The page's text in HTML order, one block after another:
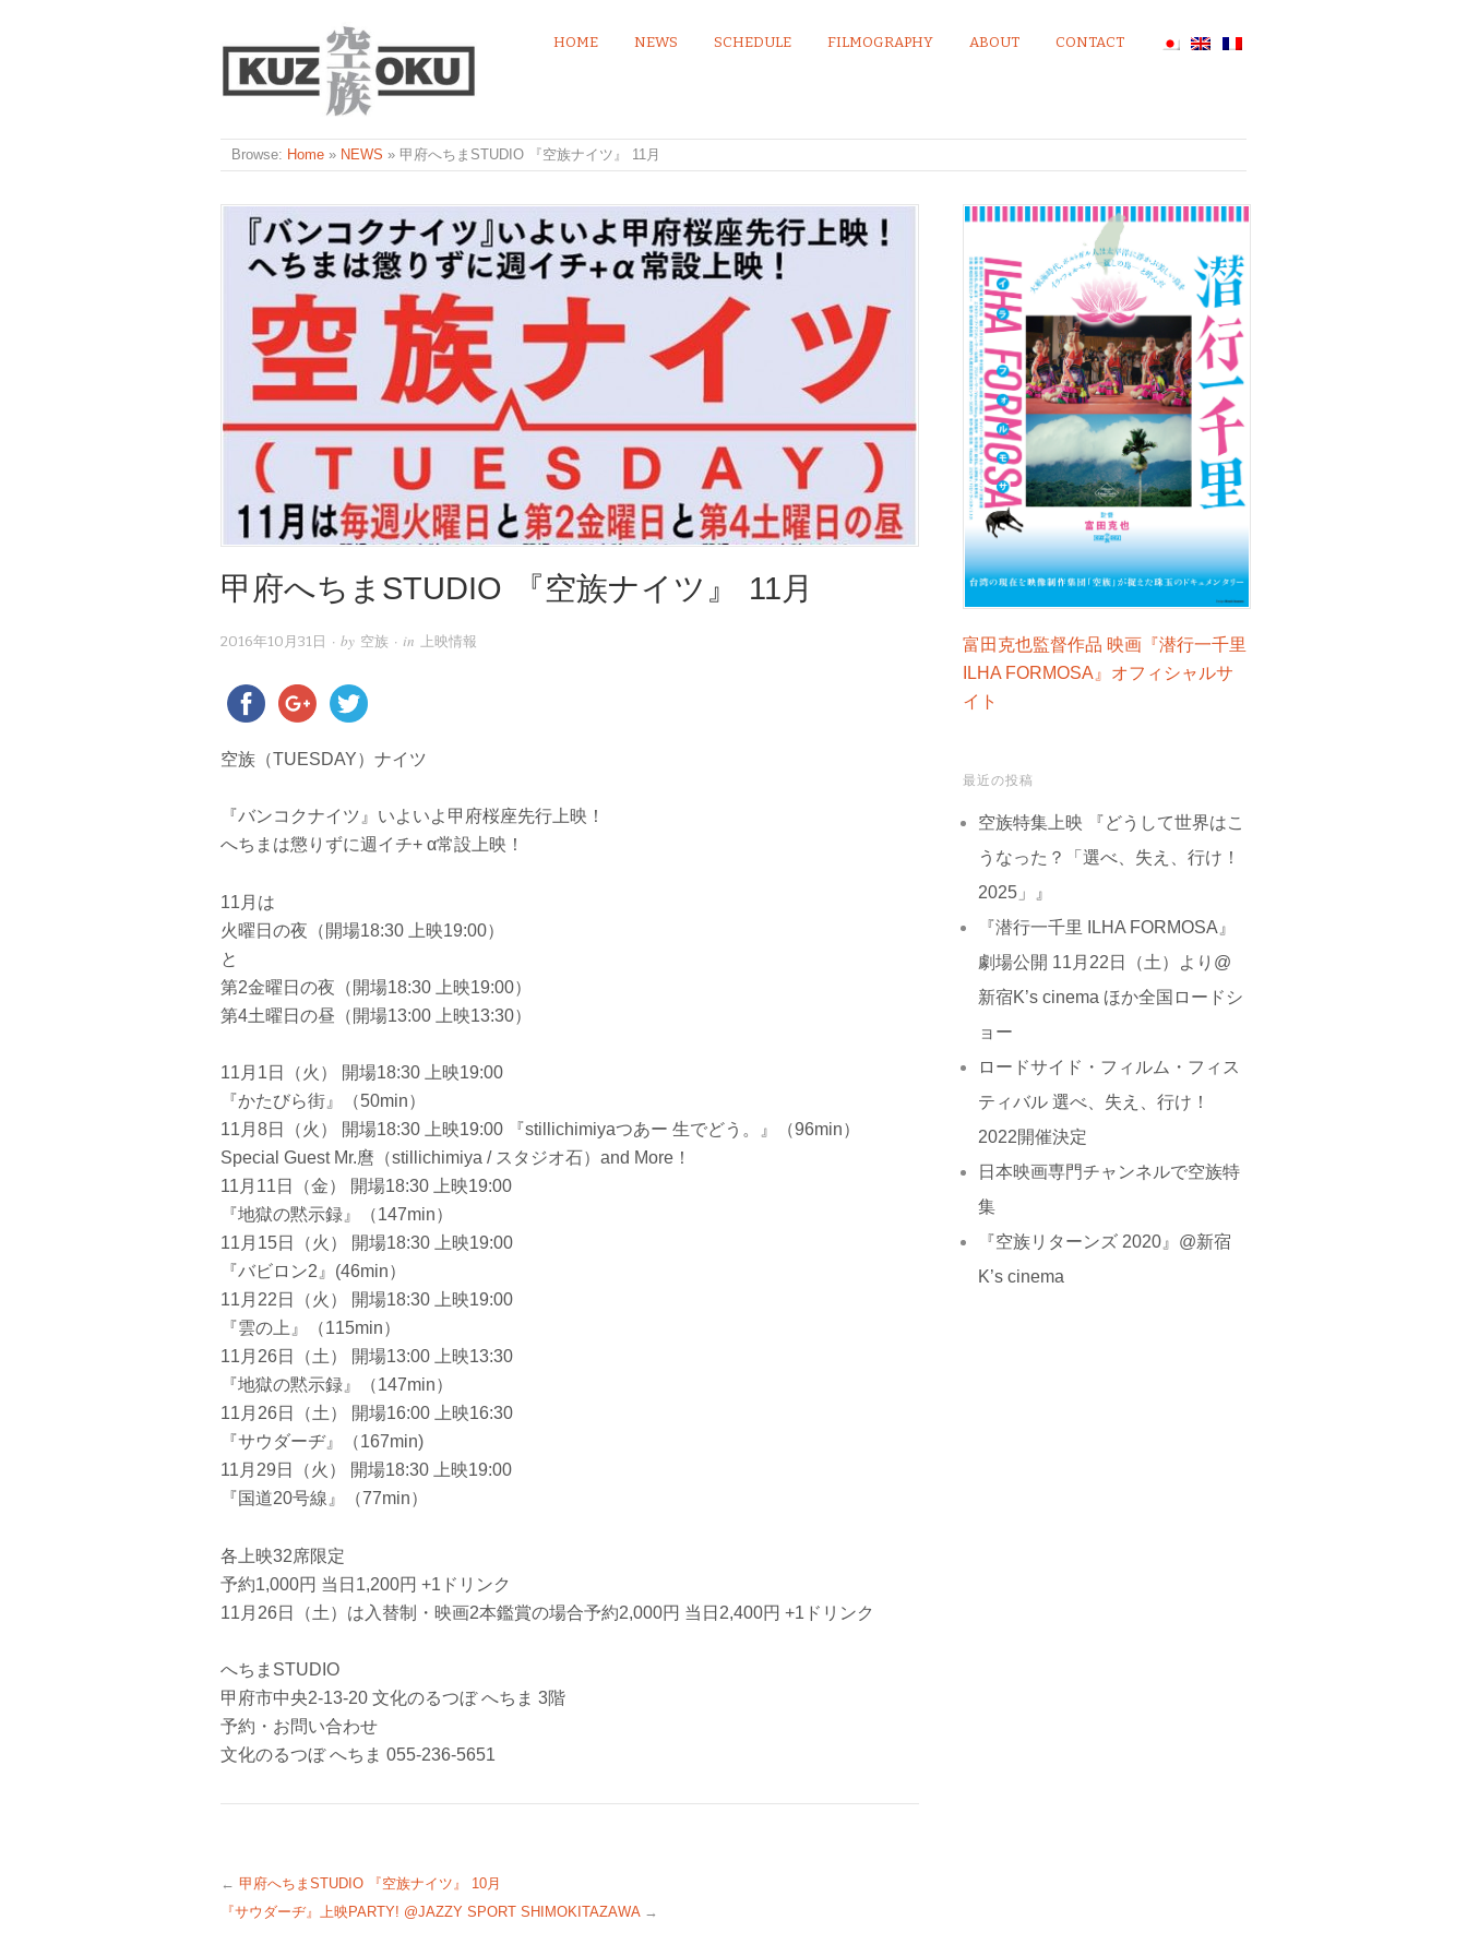
HOME NEWS SCHEDULE FILMOGRAPHY ABOUT CONTACT
Browse: Home » NEWS » 甲府へちまSTUDIO 『空族ナイツ』 11月
甲府へちまSTUDIO 『空族ナイツ』 11月
2016年10月31日 · by 空族 · in 上映情報
空族（TUESDAY）ナイツ
『バンコクナイツ』いよいよ甲府桜座先行上映！
へちまは懲りずに週イチ+ α常設上映！
11月は
火曜日の夜（開場18:30 上映19:00）
と
第2金曜日の夜（開場18:30 上映19:00）
第4土曜日の昼（開場13:00 上映13:30）
11月1日（火） 開場18:30 上映19:00
『かたびら街』（50min）
11月8日（火） 開場18:30 上映19:00 『stillichimiyaつあー 生でどう。』（96min）
Special Guest Mr.麿（stillichimiya / スタジオ石）and More！
11月11日（金） 開場18:30 上映19:00
『地獄の黙示録』（147min）
11月15日（火） 開場18:30 上映19:00
『バビロン2』(46min）
11月22日（火） 開場18:30 上映19:00
『雲の上』（115min）
11月26日（土） 開場13:00 上映13:30
『地獄の黙示録』（147min）
11月26日（土） 開場16:00 上映16:30
『サウダーヂ』（167min)
11月29日（火） 開場18:30 上映19:00
『国道20号線』（77min）
各上映32席限定
予約1,000円 当日1,200円 +1ドリンク
11月26日（土）は入替制・映画2本鑑賞の場合予約2,000円 当日2,400円 +1ドリンク
へちまSTUDIO
甲府市中央2-13-20 文化のるつぼ へちま 3階
予約・お問い合わせ
文化のるつぼ へちま 055-236-5651
← 甲府へちまSTUDIO 『空族ナイツ』 10月
『サウダーヂ』上映PARTY! @JAZZY SPORT SHIMOKITAZAWA→
富田克也監督作品 映画『潜行一千里
ILHA FORMOSA』オフィシャルサ
イト
最近の投稿
空族特集上映 『どうして世界はこ
うなった？「選べ、失え、行け！
2025」』
『潜行一千里 ILHA FORMOSA』
劇場公開 11月22日（土）より@
新宿K’s cinema ほか全国ロードシ
ョー
ロードサイド・フィルム・フィス
ティバル 選べ、失え、行け！
2022開催決定
日本映画専門チャンネルで空族特
集
『空族リターンズ 2020』@新宿
K’s cinema